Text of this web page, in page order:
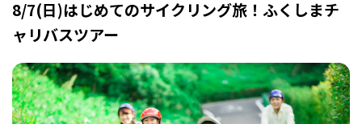
お酒 洋食 中華
デート・友達と ひとりで アウトドア
美容アイテム エイジングケア メンズ
スポーツ・アウト
ドア
ギフト・お土産 キッズ
保険 病院・クリニック ペット
リフォーム・リノ
ベーション
自治体インフォ その他
8/7(日)はじめてのサイクリング旅！ふくしまチ
ャリバスツアー